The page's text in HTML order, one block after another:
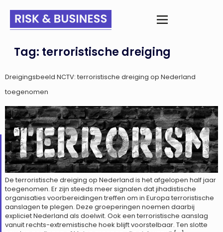
Tag: terroristische dreiging
Dreigingsbeeld NCTV: terroristische dreiging op Nederland
toegenomen
De terroristische dreiging op Nederland is het afgelopen half jaar
toegenomen. Er zijn steeds meer signalen dat jihadistische
organisaties voorbereidingen treffen om in Europa terroristische
aanslagen te plegen. Deze groeperingen noemen daarbij
expliciet Nederland als doelwit. Ook een terroristische aanslag
vanuit rechts-extremistische hoek blijft voorstelbaar. Ten slotte